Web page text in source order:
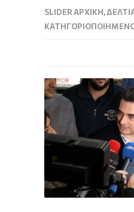
SLIDER ΑΡΧΙΚΉ,